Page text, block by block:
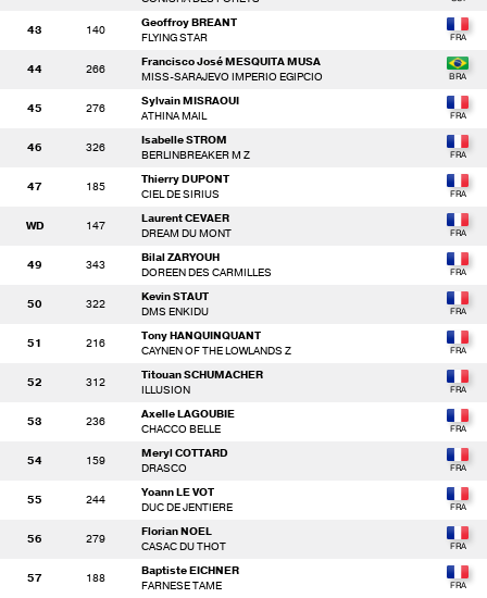
43 140
Geoffroy BREANT
FLYING STAR
44 266
Francisco José MESQUITA MUSA
MISS-SARAJEVO IMPERIO EGIPCIO
45 276
Sylvain MISRAOUI
ATHINA MAIL
46 326
Isabelle STROM
BERLINBREAKER M Z
47 185
Thierry DUPONT
CIEL DE SIRIUS
WD 147
Laurent CEVAER
DREAM DU MONT
49 343
Bilal ZARYOUH
DOREEN DES CARMILLES
50 322
Kevin STAUT
DMS ENKIDU
51 216
Tony HANQUINQUANT
CAYNEN OF THE LOWLANDS Z
52 312
Titouan SCHUMACHER
ILLUSION
53 236
Axelle LAGOUBIE
CHACCO BELLE
54 159
Meryl COTTARD
DRASCO
55 244
Yoann LE VOT
DUC DE JENTIERE
56 279
Florian NOEL
CASAC DU THOT
57 188
Baptiste EICHNER
FARNESE TAME